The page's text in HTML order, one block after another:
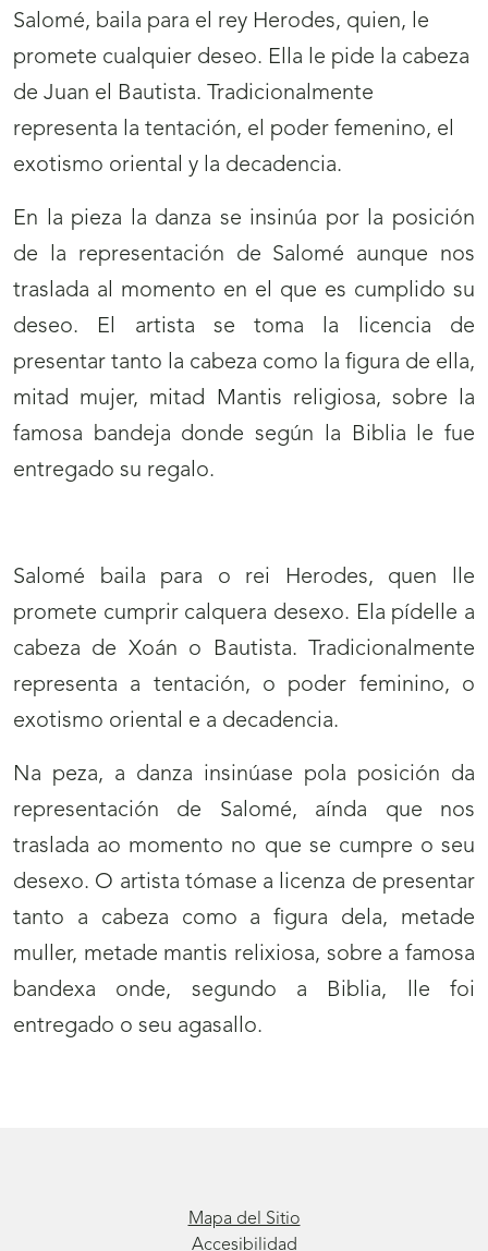
Salomé, baila para el rey Herodes, quien, le
promete cualquier deseo. Ella le pide la cabeza
de Juan el Bautista. Tradicionalmente
representa la tentación, el poder femenino, el
exotismo oriental y la decadencia.
En la pieza la danza se insinúa por la posición
de la representación de Salomé aunque nos
traslada al momento en el que es cumplido su
deseo. El artista se toma la licencia de
presentar tanto la cabeza como la figura de ella,
mitad mujer, mitad Mantis religiosa, sobre la
famosa bandeja donde según la Biblia le fue
entregado su regalo.
Salomé baila para o rei Herodes, quen lle
promete cumprir calquera desexo. Ela pídelle a
cabeza de Xoán o Bautista. Tradicionalmente
representa a tentación, o poder feminino, o
exotismo oriental e a decadencia.
Na peza, a danza insinúase pola posición da
representación de Salomé, aínda que nos
traslada ao momento no que se cumpre o seu
desexo. O artista tómase a licenza de presentar
tanto a cabeza como a figura dela, metade
muller, metade mantis relixiosa, sobre a famosa
bandexa onde, segundo a Biblia, lle foi
entregado o seu agasallo.
Mapa del Sitio
Accesibilidad